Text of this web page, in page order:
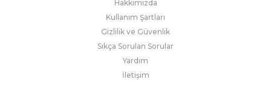
Hakkımızda
Kullanım Şartları
Gizlilik ve Güvenlik
Sıkça Sorulan Sorular
Yardım
İletişim